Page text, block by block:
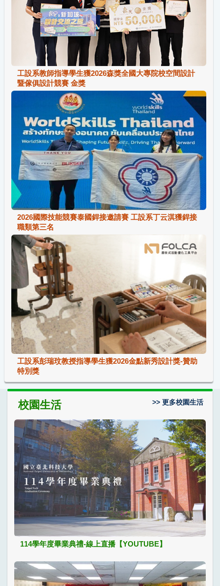
工設系教師指導學生獲2026森獎全國大專院校空間設計
暨傢俱設計競賽 金獎
2026國際技能競賽泰國銲接邀請賽 工設系丁云淇獲銲接
職類第三名
工設系彭瑞玟教授指導學生獲2026金點新秀設計獎-贊助
特別獎
校園生活
114學年度畢業典禮-線上直播【YOUTUBE】
>> 更多校園生活